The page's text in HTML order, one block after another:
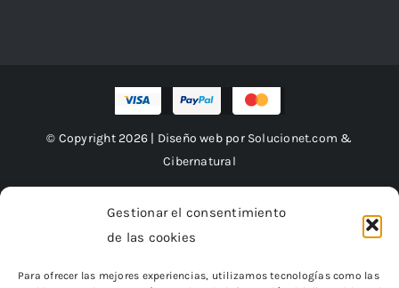
Gestionar el consentimiento
de las cookies
Para ofrecer las mejores experiencias, utilizamos tecnologías como las
© Copyright 2026 | Diseño web por Solucionet.com &
Cibernatural